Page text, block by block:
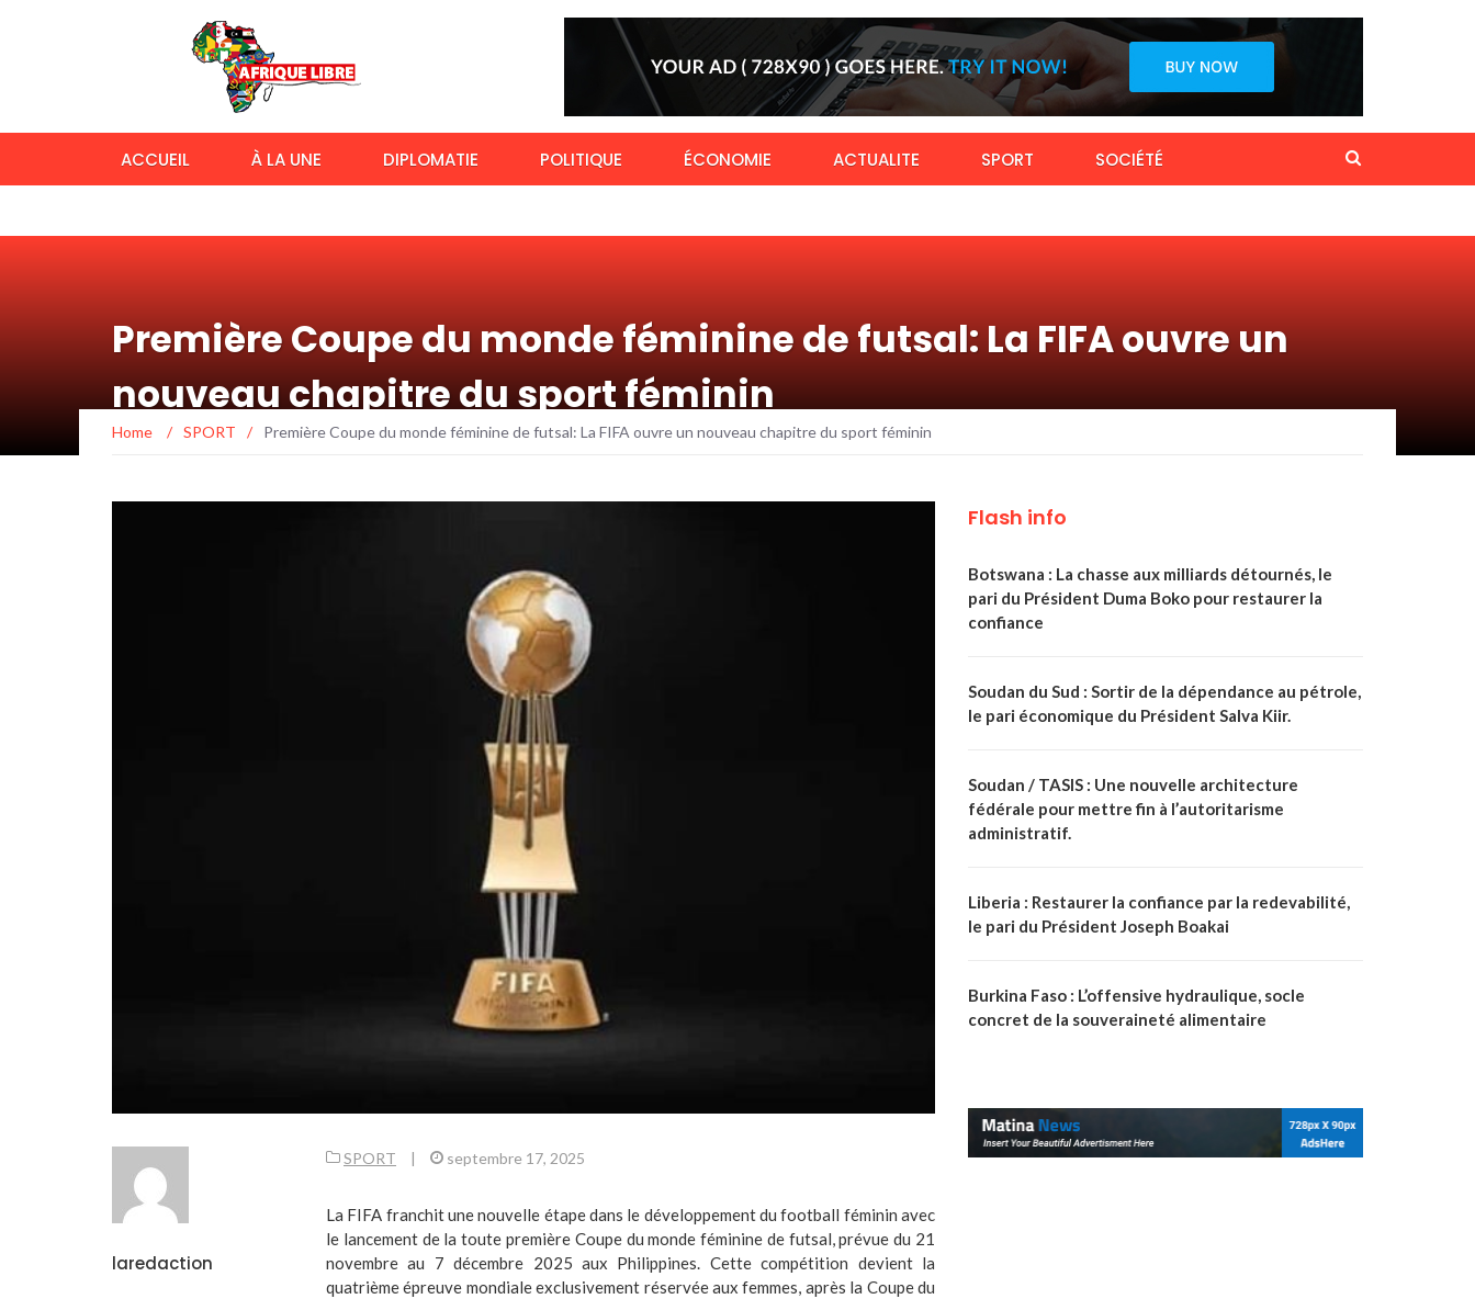
ACCUEIL À LA UNE DIPLOMATIE POLITIQUE ÉCONOMIE ACTUALITE SPORT SOCIÉTÉ
Première Coupe du monde féminine de futsal: La FIFA ouvre un
nouveau chapitre du sport féminin
Home / SPORT / Première Coupe du monde féminine de futsal: La FIFA ouvre un nouveau chapitre du sport féminin
laredaction
SPORT | septembre 17, 2025
La FIFA franchit une nouvelle étape dans le développement du football féminin avec
le lancement de la toute première Coupe du monde féminine de futsal, prévue du 21
novembre au 7 décembre 2025 aux Philippines. Cette compétition devient la
quatrième épreuve mondiale exclusivement réservée aux femmes, après la Coupe du
Flash info
Botswana : La chasse aux milliards détournés, le
pari du Président Duma Boko pour restaurer la
confiance
Soudan du Sud : Sortir de la dépendance au pétrole,
le pari économique du Président Salva Kiir.
Soudan / TASIS : Une nouvelle architecture
fédérale pour mettre fin à l’autoritarisme
administratif.
Liberia : Restaurer la confiance par la redevabilité,
le pari du Président Joseph Boakai
Burkina Faso : L’offensive hydraulique, socle
concret de la souveraineté alimentaire